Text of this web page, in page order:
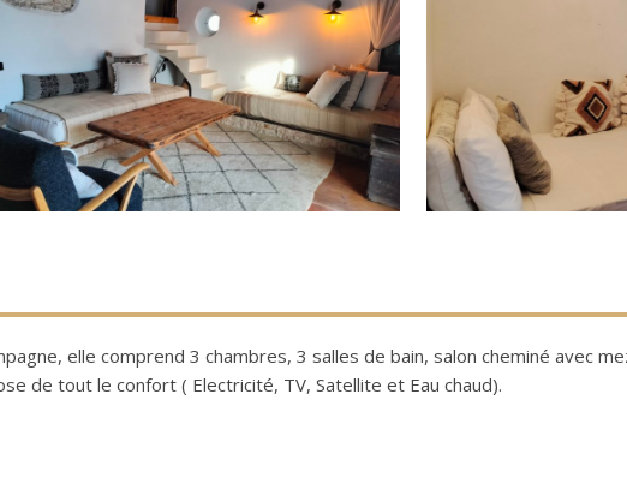
elle comprend 3 chambres, 3 salles de bain, salon cheminé avec
de tout le confort ( Electricité, TV, Satellite et Eau chaud).